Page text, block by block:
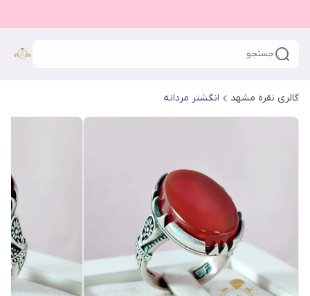
جستجو
گالری نقره مشهد انگشتر مردانه